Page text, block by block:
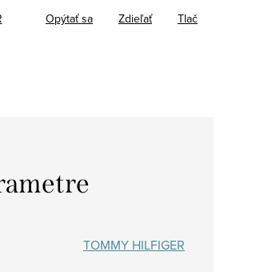
Tlač
Opýtať sa Zdieľať
TOMMY HILFIGER